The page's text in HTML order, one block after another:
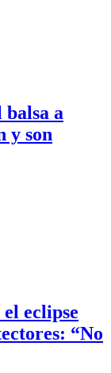
balsa a
y son
eclipse
“No